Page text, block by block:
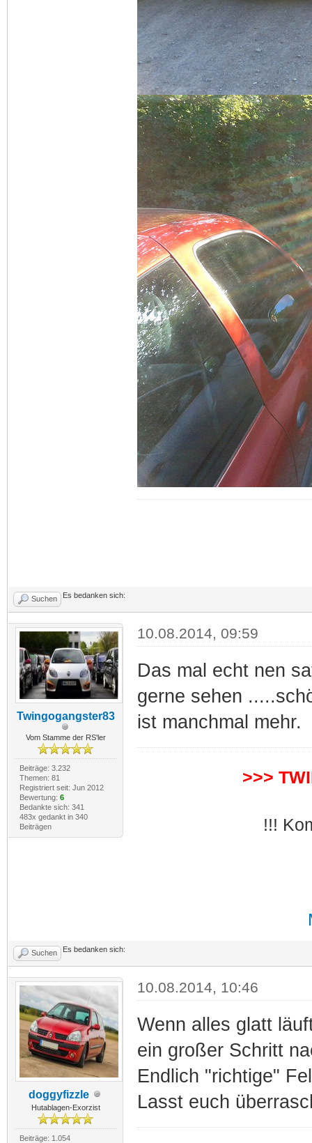
Suchen Es bedanken sich:
Twingogangster83
Vom Stamme der RS'ler
Beiträge: 3.232
Themen: 81
Registriert seit: Jun 2012
Bewertung: 6
Bedankte sich: 341
483x gedankt in 340
Beiträgen
10.08.2014, 09:59
Das mal echt nen
gerne sehen
ist manchmal mehr.
>>>
!!!
Suchen Es bedanken sich:
doggyfizzle
Hutablagen-Exorzist
Beiträge: 1.054
10.08.2014, 10:46
Wenn alles glatt
ein großer Schritt
Endlich "richtige"
Lasst euch